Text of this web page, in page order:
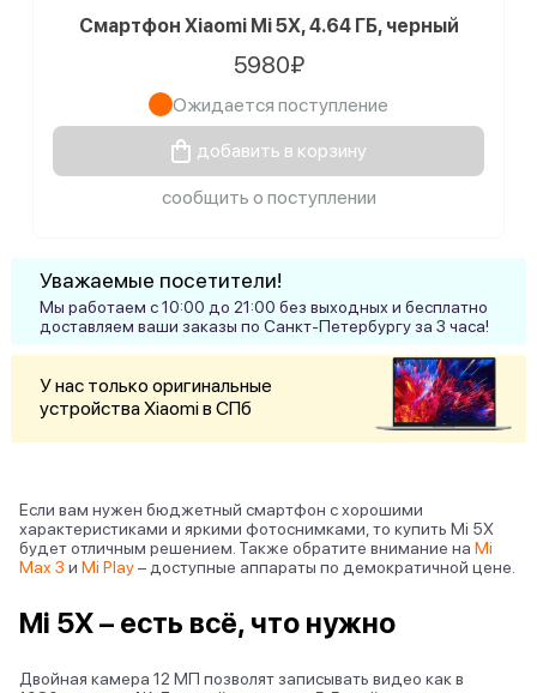
Смартфон Xiaomi Mi 5X, 4.64 ГБ, черный
5980₽
Ожидается поступление
добавить в корзину
сообщить о поступлении
Уважаемые посетители!
Мы работаем с 10:00 до 21:00 без выходных и бесплатно
доставляем ваши заказы по Санкт-Петербургу за 3 часа!
У нас только оригинальные
устройства Xiaomi в СПб
Если вам нужен бюджетный смартфон с хорошими
характеристиками и яркими фотоснимками, то купить Mi 5X
будет отличным решением. Также обратите внимание на Mi
Max 3 и Mi Play– доступные аппараты по демократичной цене.
Mi 5X – есть всё, что нужно
Двойная камера 12 МП позволят записывать видео как в